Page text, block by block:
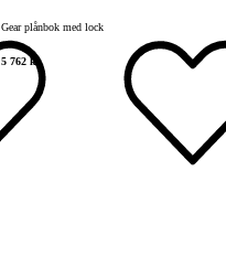
Gear plånbok med lock
5 762 kr